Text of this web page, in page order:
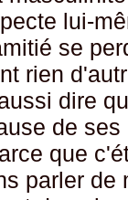
lui-
se
rien
dire
de
que
parler